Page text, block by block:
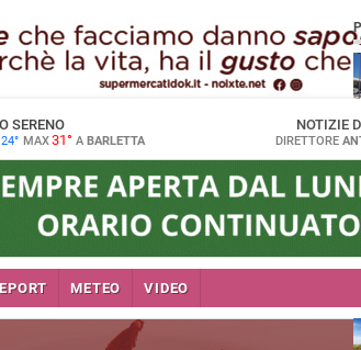
SERENO
24° MAX31° A BARLETTA
NOTIZIE
DIRETTORE
METEO VIDEO